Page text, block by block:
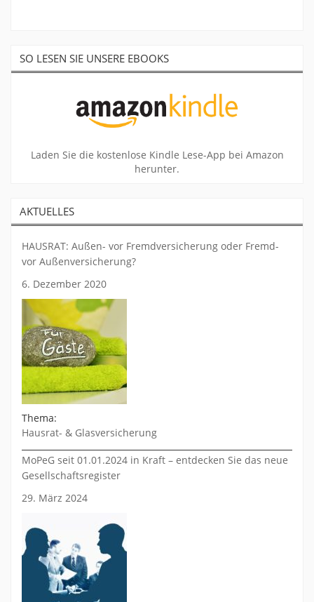
SO LESEN SIE UNSERE EBOOKS
Laden Sie die kostenlose Kindle Lese-App bei Amazon
herunter.
AKTUELLES
HAUSRAT: Außen- vor Fremdversicherung oder Fremd-
vor Außenversicherung?
6. Dezember 2020
Thema:
Hausrat- & Glasversicherung
MoPeG seit 01.01.2024 in Kraft – entdecken Sie das neue
Gesellschaftsregister
29. März 2024